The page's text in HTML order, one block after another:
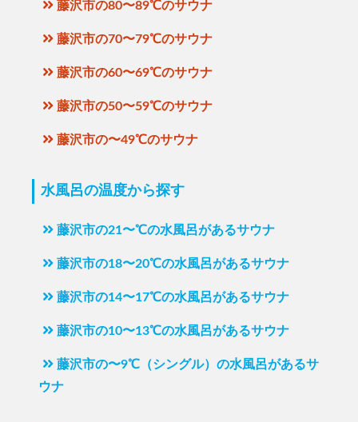
藤沢市の80〜89℃のサウナ
藤沢市の70〜79℃のサウナ
藤沢市の60〜69℃のサウナ
藤沢市の50〜59℃のサウナ
藤沢市の〜49℃のサウナ
水風呂の温度から探す
藤沢市の21〜℃の水風呂があるサウナ
藤沢市の18〜20℃の水風呂があるサウナ
藤沢市の14〜17℃の水風呂があるサウナ
藤沢市の10〜13℃の水風呂があるサウナ
藤沢市の〜9℃（シングル）の水風呂があるサ
ウナ